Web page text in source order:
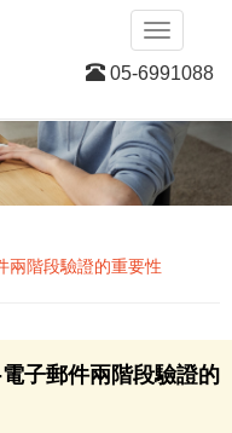
Toggle
05-6991088
兩階段驗證的重要性
子郵件兩階段驗證的